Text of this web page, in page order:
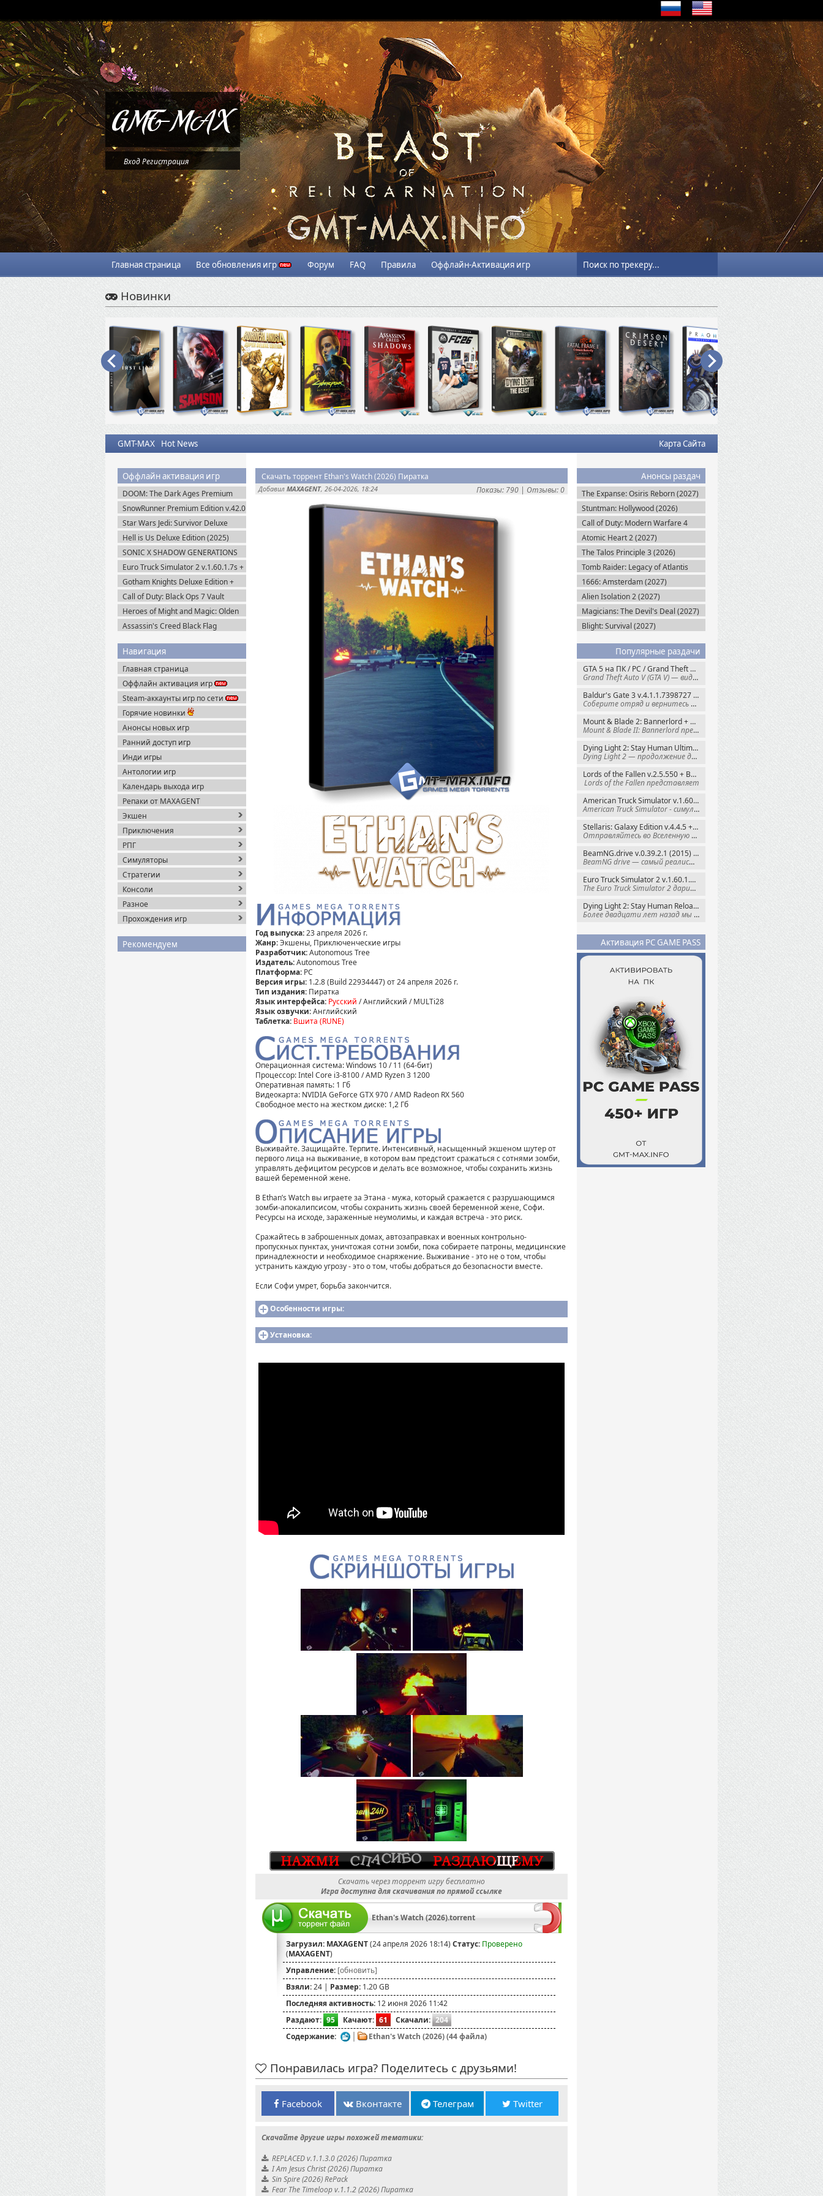
ВходРегистрация
Главная страница Все обновления игр Форум FAQ Правила Оффлайн-Активация игр
Новинки
GMT-MAX Hot News Карта Сайта
Анонсы раздач
The Expanse: Osiris Reborn (2027)
Stuntman: Hollywood (2026)
Call of Duty: Modern Warfare 4
(2026)
Atomic Heart 2 (2027)
The Talos Principle 3 (2026)
Tomb Raider: Legacy of Atlantis
(2027)
1666: Amsterdam (2027)
Alien Isolation 2 (2027)
Magicians: The Devil's Deal (2027)
Blight: Survival (2027)
Популярные раздачи
GTA 5 на ПК / PC / Grand Theft Auto V: Premium Edition (2015) Steam-Rip
Grand Theft Auto V (GTA V) — видеоигра из
Baldur's Gate 3 v.4.1.1.7398727 + Все DLC (2023) GOG-Rip
Соберите отряд и вернитесь в Забытые
Mount & Blade 2: Bannerlord + War Sails v.1.4.7.117484 (2025) GOG
Mount & Blade II: Bannerlord представляет
Dying Light 2: Stay Human Ultimate Edition v.1.29.0 + Все DLC (2022) Пиратка
Dying Light 2 — продолжение динамичного
Lords of the Fallen v.2.5.550 + Все DLC (2023) Пиратка
Lords of the Fallen представляет
American Truck Simulator v.1.60.1.8s + Все DLC (2016) Пиратка
American Truck Simulator - симулятор
Stellaris: Galaxy Edition v.4.4.5 + Все DLC (2016) Пиратка
Отправляйтесь во Вселенную полную чудес и
BeamNG.drive v.0.39.2.1 (2015) RePack
BeamNG drive — самый реалистичный
Euro Truck Simulator 2 v.1.60.1.7s + Все DLC (2012) Пиратка
The Euro Truck Simulator 2 дарит вам опыт
Dying Light 2: Stay Human Reloaded Edition v.1.28.3 + Все DLC (2022) RePack
Более двадцати лет назад мы пытались
Активация PC GAME PASS
Оффлайн активация игр
DOOM: The Dark Ages Premium
Edition + Все DLC (2025) Пиратка
SnowRunner Premium Edition v.42.0
+ Все DLC (2020) Пиратка
Star Wars Jedi: Survivor Deluxe
Edition (2023) Steam-Rip
Hell is Us Deluxe Edition (2025)
Пиратка
SONIC X SHADOW GENERATIONS
(2024) Steam-Rip
Euro Truck Simulator 2 v.1.60.1.7s +
Все DLC (2012) Пиратка
Gotham Knights Deluxe Edition +
Все DLC (2022) Пиратка
Call of Duty: Black Ops 7 Vault
Edition (2025) Steam-Rip
Heroes of Might and Magic: Olden
Era v.0.80.34 (2026) Пиратка
Assassin's Creed Black Flag
Навигация
Главная страница
Оффлайн активация игр
Steam-аккаунты игр по сети
Горячие новинки
Анонсы новых игр
Ранний доступ игр
Инди игры
Антологии игр
Календарь выхода игр
Репаки от MAXAGENT
Экшен
Приключения
РПГ
Симуляторы
Стратегии
Консоли
Разное
Прохождения игр
Рекомендуем
Скачать торрент Ethan's Watch (2026) Пиратка
Показы: 790 | Отзывы: 0
Добавил MAXAGENT, 26-04-2026, 18:24
Год выпуска:23 апреля 2026 г.
Жанр:Экшены, Приключенческие игры
Разработчик:Autonomous Tree
Издатель:Autonomous Tree
Платформа: PC
Версия игры: 1.2.8 (Build 22934447) от 24 апреля 2026 г.
Тип издания: Пиратка
Язык интерфейса: Русский / Английский / MULTi28
Язык озвучки:Английский
Таблетка: Вшита (RUNE)
Операционная система: Windows 10 / 11 (64-бит)
Процессор: Intel Core i3-8100 / AMD Ryzen 3 1200
Оперативная память: 1 Гб
Видеокарта: NVIDIA GeForce GTX 970 / AMD Radeon RX 560
Свободное место на жестком диске: 1,2 Гб
Выживайте. Защищайте. Терпите. Интенсивный, насыщенный экшеном шутер от
первого лица на выживание, в котором вам предстоит сражаться с сотнями зомби,
управлять дефицитом ресурсов и делать все возможное, чтобы сохранить жизнь
вашей беременной жене.
В Ethan’s Watch вы играете за Этана - мужа, который сражается с разрушающимся
зомби-апокалипсисом, чтобы сохранить жизнь своей беременной жене, Софи.
Ресурсы на исходе, зараженные неумолимы, и каждая встреча - это риск.
Сражайтесь в заброшенных домах, автозаправках и военных контрольно-
пропускных пунктах, уничтожая сотни зомби, пока собираете патроны, медицинские
принадлежности и необходимое снаряжение. Выживание - это не о том, чтобы
устранить каждую угрозу - это о том, чтобы добраться до безопасности вместе.
Если Софи умрет, борьба закончится.
Особенности игры:
Установка:
Скачать через торрент игру бесплатно
Игра доступна для скачивания по прямой ссылке
Ethan's Watch (2026).torrent
Загрузил: MAXAGENT(24 апреля 2026 18:14) Статус: Проверено
(MAXAGENT)
Управление: [обновить]
Взяли:24 | Размер: 1.20 GB
Последняя активность: 12 июня 2026 11:42
Раздают: 95 Качают: 61 Скачали: 204
Содержание:
Ethan's Watch (2026) (44 файла)
Понравилась игра? Поделитесь с друзьями!
Facebook Вконтакте Телеграм Twitter
Скачайте другие игры похожей тематики:
REPLACED v.1.1.3.0 (2026) Пиратка
I Am Jesus Christ (2026) Пиратка
Sin Spire (2026) RePack
Fear The Timeloop v.1.1.2 (2026) Пиратка